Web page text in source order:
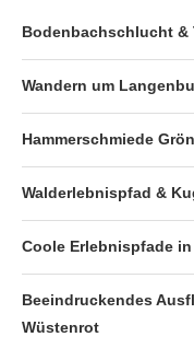
Bodenbachschlucht
Wandern um
Hammerschmiede
Walderlebnispfad &
Coole Erlebnispfade in
Beeindruckendes
Wüstenrot